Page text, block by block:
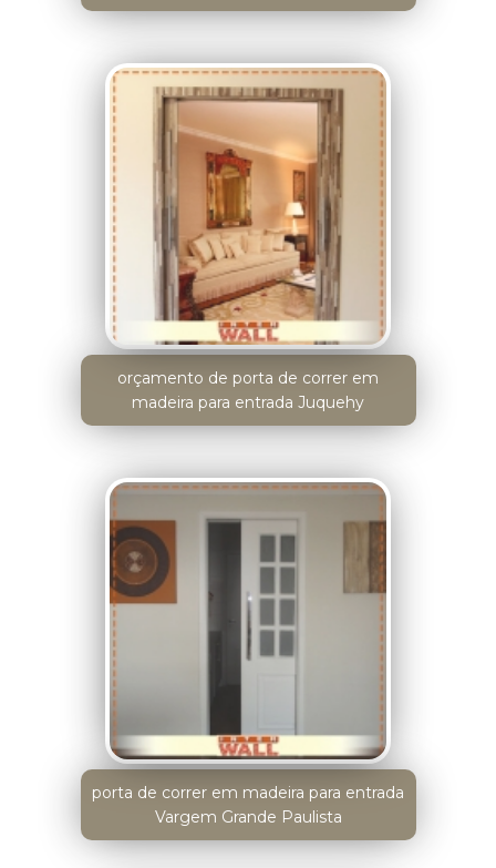
orçamento de porta de correr em
madeira para entrada Juquehy
porta de correr em madeira para entrada
Vargem Grande Paulista